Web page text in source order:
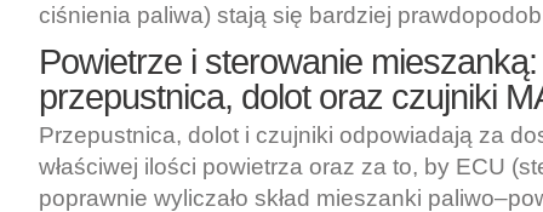
ciśnienia paliwa) stają się bardziej
Powietrze i sterowanie mieszanką:
przepustnica, dolot oraz czujniki
Przepustnica, dolot i czujniki odpowiadają za
właściwej ilości powietrza oraz za to, by ECU
poprawnie wyliczało skład mieszanki